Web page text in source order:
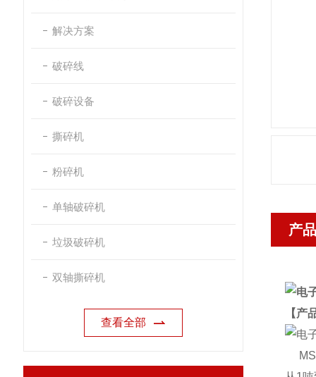
解决方案
破碎线
破碎设备
撕碎机
粉碎机
单轴破碎机
垃圾破碎机
双轴撕碎机
查看全部
产
【产